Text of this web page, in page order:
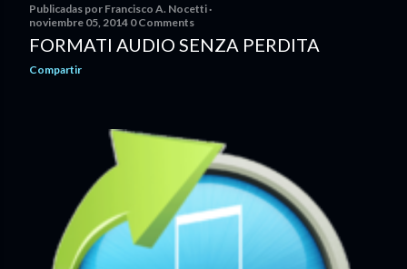
Publicadas por Francisco A. Nocetti
noviembre 05, 2014 0 Comments
FORMATI AUDIO SENZA PERDITA
Compartir